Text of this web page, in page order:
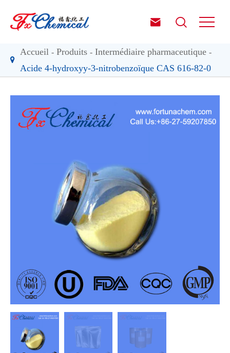
 
Accueil Produits
Intermédiaire pharmaceutique
Acide 4-hydroxyy-3-nitrobenzoïque CAS 616-82-0